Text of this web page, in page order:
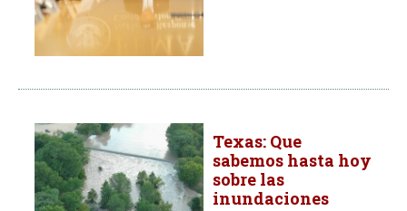
Texas: Que
sabemos hasta hoy
sobre las
inundaciones